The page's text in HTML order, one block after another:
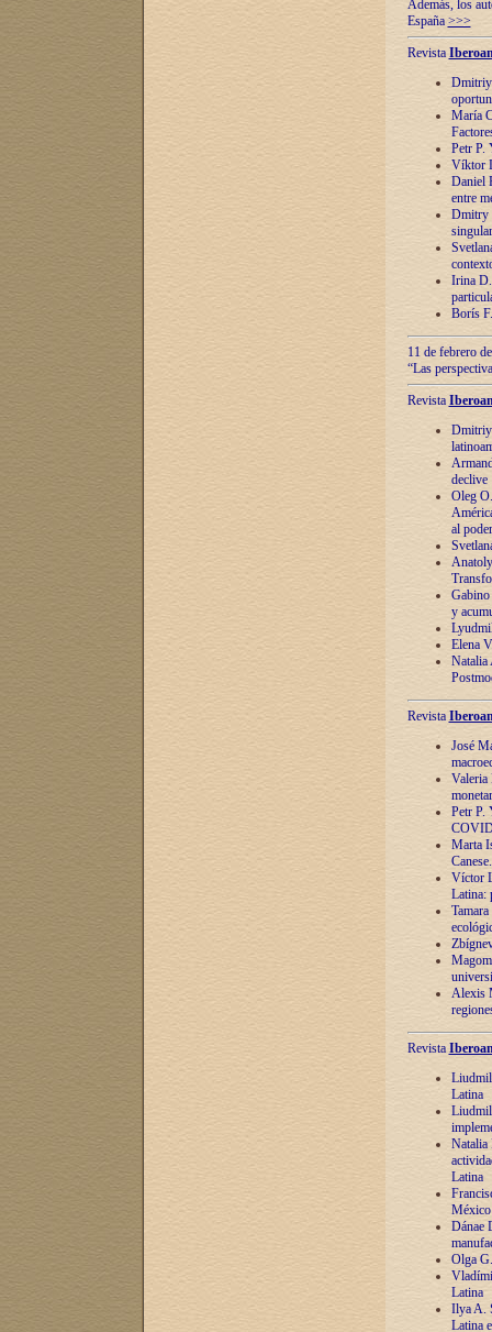
Además, los
España >>>
Revista
Dmitriy
María
Petr P.
Víktor
Daniel
entre
Dmitry
Irina
Borís
11 de febrero
“Las
Revista
Dmitriy
declive
Oleg
al poder
y
Elena
Natalia
Revista
José
Valeria
Petr P.
Marta
Víctor
Latina:
Alexis
Revista
Latina
Natalia
Latina
México
Dánae
Olga
Latina
Ilya A.
Latina